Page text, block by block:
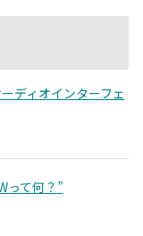
ディオインターフェ
って何？”